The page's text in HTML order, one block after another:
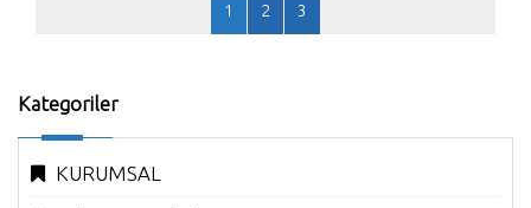
1 2 3
Kategoriler
KURUMSAL